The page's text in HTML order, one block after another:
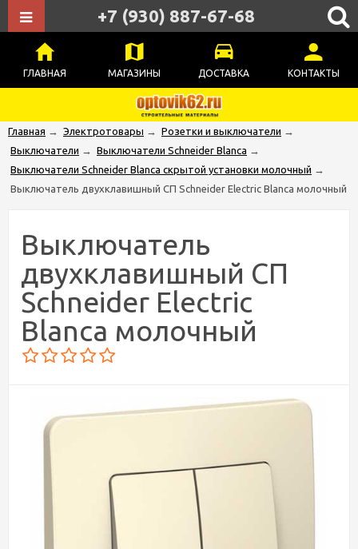
ГЛАВНАЯ МАГАЗИНЫ ДОСТАВКА КОНТАКТЫ
+7 (930) 887-67-68
Главная → Электротовары → Розетки и выключатели →
Выключатели → Выключатели Schneider Blanca →
Выключатели Schneider Blanca скрытой установки молочный →
Выключатель двухклавишный СП Schneider Electric Blanca молочный
Выключатель
двухклавишный СП
Schneider Electric
Blanca молочный